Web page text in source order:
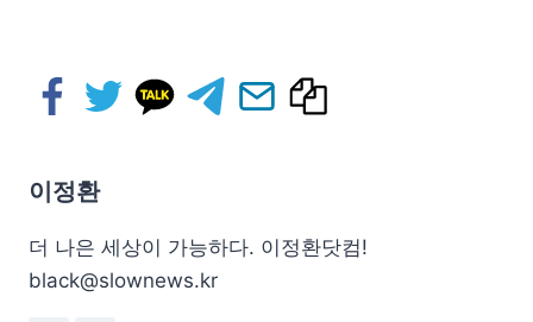
이정환
더 나은 세상이 가능하다. 이정환닷컴!
black@slownews.kr